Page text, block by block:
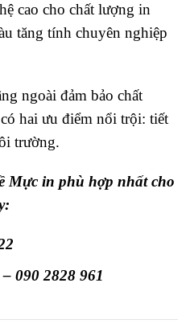
cao cho chất lượng in
tăng tính chuyên nghiệp
ngoài đảm bảo chất
hai ưu điểm nổi trội: tiết
trường.
Mực in phù hợp nhất cho
090 2828 961